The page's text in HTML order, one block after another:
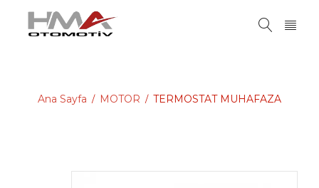
Ana Sayfa / MOTOR / TERMOSTAT MUHAFAZA